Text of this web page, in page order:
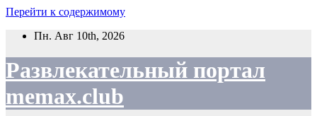
Перейти к содержимому
Пн. Авг 10th, 2026
Развлекательный портал
memax.club